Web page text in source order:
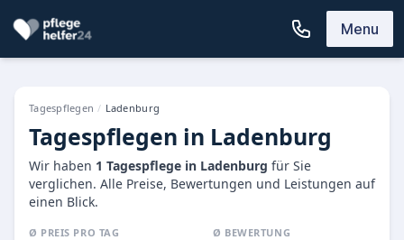
Menu
Tagespflegen / Ladenburg
Tagespflegen in Ladenburg
Wir haben 1 Tagespflege in Ladenburg für Sie
verglichen. Alle Preise, Bewertungen und Leistungen auf
einen Blick.
Ø PREIS PRO TAG Ø BEWERTUNG